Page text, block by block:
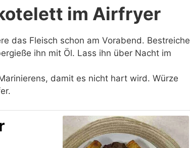
im Airfryer
das Fleisch schon am Vorabend. Bestreiche
ihn mit Öl. Lass ihn über Nacht im
damit es nicht hart wird. Würze